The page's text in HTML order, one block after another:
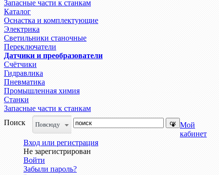
Запасные части к станкам
Каталог
Оснастка и комплектующие
Электрика
Светильники станочные
Переключатели
Датчики и преобразователи
Счётчики
Гидравлика
Пневматика
Промышленная химия
Станки
Запасные части к станкам
Поиск
Повсюду
Мой
кабинет
Вход или регистрация
Не зарегистрирован
Войти
Забыли пароль?